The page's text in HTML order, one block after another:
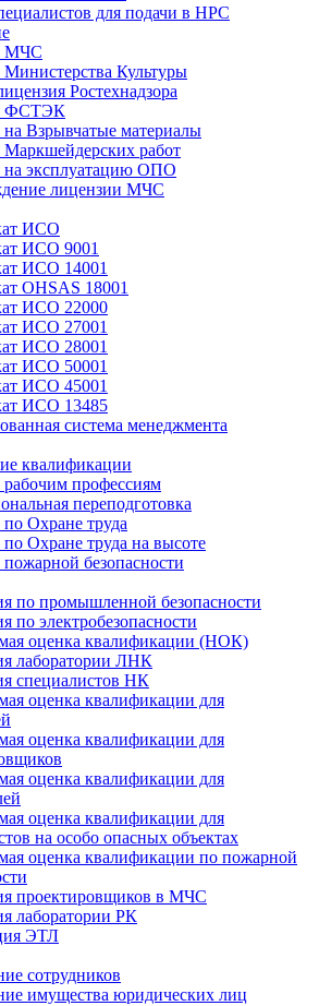
для подачи в НРС
МЧС
Культуры
Ростехнадзора
ФСТЭК
Взрывчатые материалы
работ
на эксплуатацию ОПО
лицензии МЧС
ИСО
ИСО 9001
ИСО 14001
OHSAS 18001
ИСО 22000
ИСО 27001
ИСО 28001
ИСО 50001
ИСО 45001
ИСО 13485
система менеджмента
квалификации
профессиям
переподготовка
Охране труда
Охране труда на высоте
безопасности
по промышленной безопасности
по электробезопасности
оценка квалификации (НОК)
лаборатории ЛНК
специалистов НК
оценка квалификации для
оценка квалификации для
оценка квалификации для
оценка квалификации для
на особо опасных объектах
оценка квалификации по пожарной
проектировщиков в МЧС
лаборатории РК
ЭТЛ
сотрудников
имущества юридических лиц